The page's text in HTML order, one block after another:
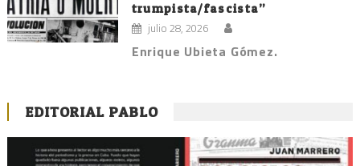
trumpista/fascista”
julio 28, 2026
Enrique Ubieta Gómez.
EDITORIAL PABLO